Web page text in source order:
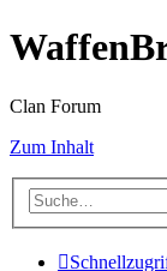
Clan Forum
Zum Inhalt